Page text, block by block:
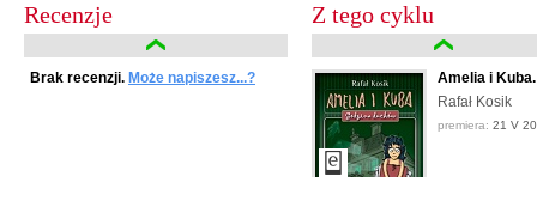
Recenzje
Brak recenzji. Może napiszesz...?
Z tego cyklu
Amelia i
Rafał Kosik
premiera: 21 V